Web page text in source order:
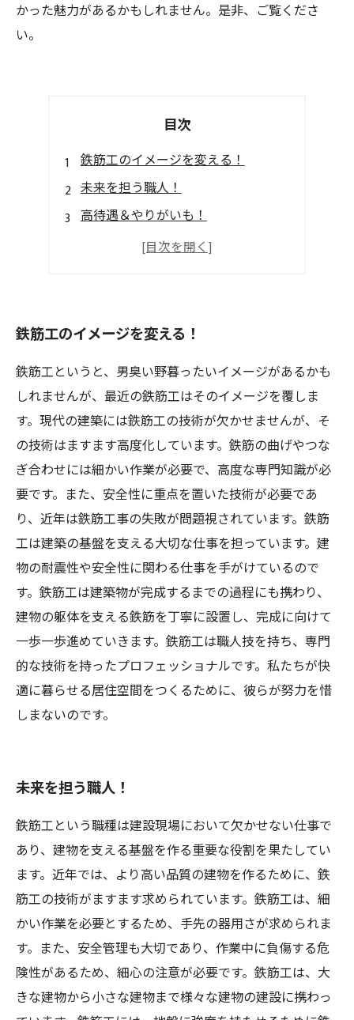
かった魅力があるかもしれません。是非、ご覧くださ
い。
目次
鉄筋工のイメージを変える！
未来を担う職人！
高待遇＆やりがいも！
誰でもなれる！
鉄筋工のイメージを変える！
鉄筋工というと、男臭い野暮ったいイメージがあるかも
しれませんが、最近の鉄筋工はそのイメージを覆しま
す。現代の建築には鉄筋工の技術が欠かせませんが、そ
の技術はますます高度化しています。鉄筋の曲げやつな
ぎ合わせには細かい作業が必要で、高度な専門知識が必
要です。また、安全性に重点を置いた技術が必要であ
り、近年は鉄筋工事の失敗が問題視されています。鉄筋
工は建築の基盤を支える大切な仕事を担っています。建
物の耐震性や安全性に関わる仕事を手がけているので
す。鉄筋工は建築物が完成するまでの過程にも携わり、
建物の躯体を支える鉄筋を丁寧に設置し、完成に向けて
一歩一歩進めていきます。鉄筋工は職人技を持ち、専門
的な技術を持ったプロフェッショナルです。私たちが快
適に暮らせる居住空間をつくるために、彼らが努力を惜
しまないのです。
未来を担う職人！
鉄筋工という職種は建設現場において欠かせない仕事で
あり、建物を支える基盤を作る重要な役割を果たしてい
ます。近年では、より高い品質の建物を作るために、鉄
筋工の技術がますます求められています。鉄筋工は、細
かい作業を必要とするため、手先の器用さが求められま
す。また、安全管理も大切であり、作業中に負傷する危
険性があるため、細心の注意が必要です。鉄筋工は、大
きな建物から小さな建物まで様々な建物の建設に携わっ